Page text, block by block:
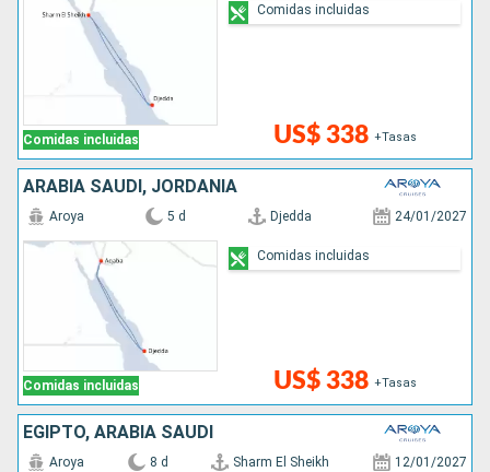
Comidas incluidas US$ 338 +Tasas
Comidas incluidas
ARABIA SAUDÍ, JORDANIA
Comidas incluidas
Aroya 5 d Djedda 24/01/2027
US$ 338 +Tasas
Comidas incluidas
EGIPTO, ARABIA SAUDÍ
Aroya 8 d Sharm El Sheikh 12/01/2027